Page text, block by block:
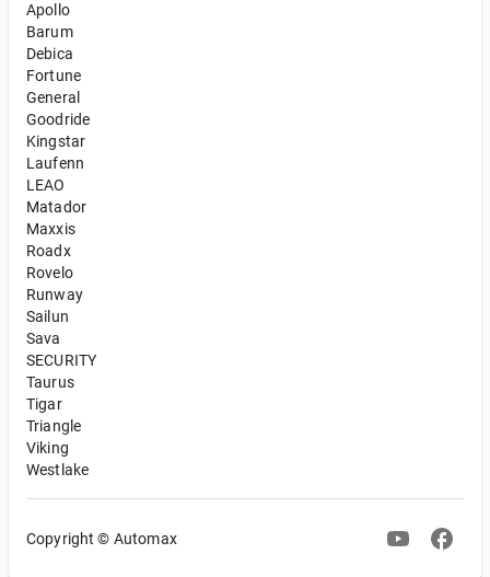
Apollo
Barum
Debica
Fortune
General
Goodride
Kingstar
Laufenn
LEAO
Matador
Maxxis
Roadx
Rovelo
Runway
Sailun
Sava
SECURITY
Taurus
Tigar
Triangle
Viking
Westlake
Copyright © Automax